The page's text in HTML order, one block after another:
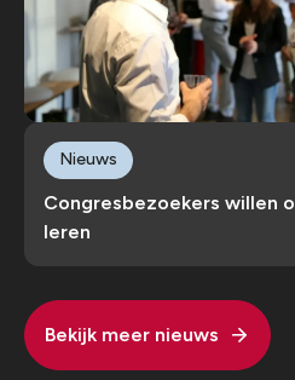
Congresbezoekers willen
leren
Nieuws
Bekijk meer nieuws